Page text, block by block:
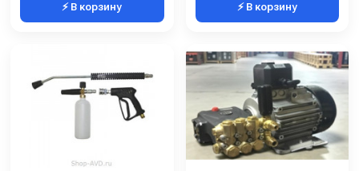
⚡ В корзину ⚡ В корзину